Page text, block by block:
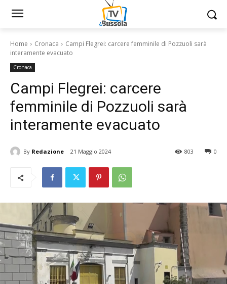
Home Cronaca
Campi Flegrei: carcere femminile di Pozzuoli sarà
interamente evacuato
Cronaca
Campi Flegrei: carcere
femminile di Pozzuoli sarà
interamente evacuato
By Redazione 21 Maggio 2024 0
803